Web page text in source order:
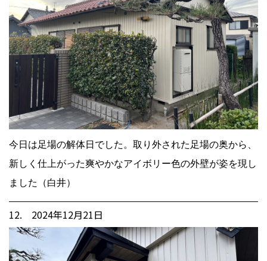
今日は足場の解体日でした。取り外された足場の奥から、
新しく仕上がった爽やかなアイボリー色の外壁が姿を現し
ました（白井）
12. 2024年12月21日